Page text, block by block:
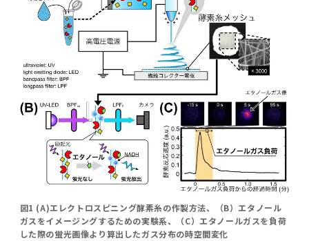
図1 (A)エレクトロスピニング酵素糸の作製方法、（B）エタノール
ガスをイメージングするための実験系、（C）エタノールガスを負荷
した際の蛍光画像より算出したガス分布の時空間変化